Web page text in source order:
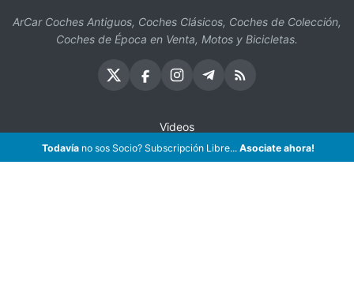
ArCar Coches Antiguos, Coches Clásicos, Coches de Colección,
Coches de Época en Venta, Motos y Bicicletas.
Videos
Oficios
Todavíano sos Socio? Subscripción Libre... Asociate ahora!